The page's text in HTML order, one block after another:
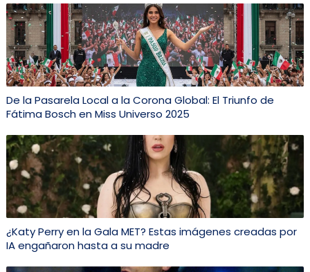
De la Pasarela Local a la Corona Global: El Triunfo de
Fátima Bosch en Miss Universo 2025
¿Katy Perry en la Gala MET? Estas imágenes creadas por
IA engañaron hasta a su madre